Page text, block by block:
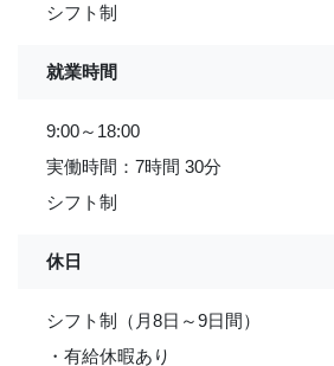
シフト制
就業時間
9:00～18:00
実働時間：7時間 30分
シフト制
休日
シフト制（月8日～9日間）
・有給休暇あり